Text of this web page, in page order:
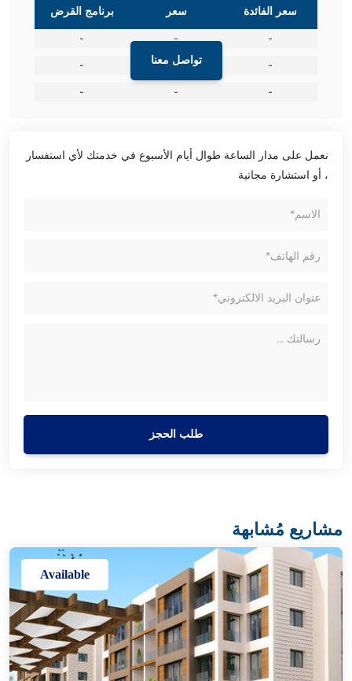
تواصل معنا
سعر الفائدة سعر
برنامج القرض
-
-
-
-
-
-
-
-
-
نعمل على مدار الساعة طوال أيام الأسبوع في خدمتك لأي استفسار
، أو استشارة مجانية
طلب الحجز
مشاريع مُشابهة
Available